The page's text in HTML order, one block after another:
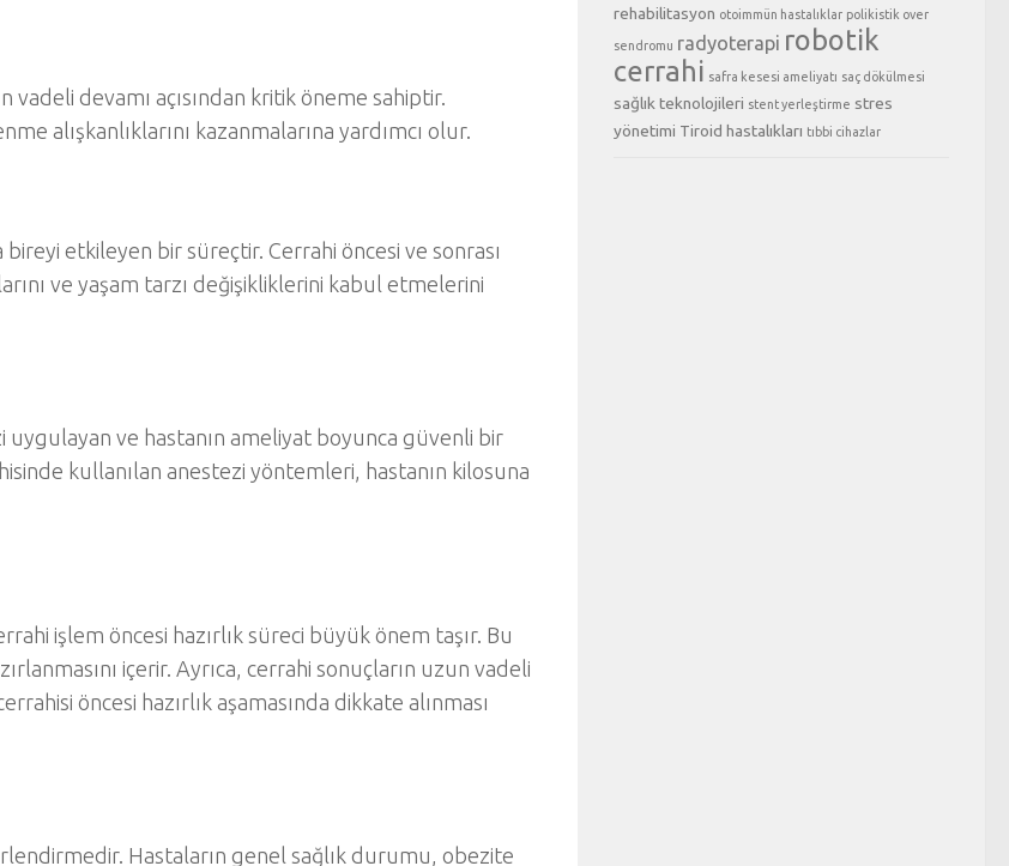
vadeli devamı açısından kritik öneme sahiptir.
alışkanlıklarını kazanmalarına yardımcı olur.
etkileyen bir süreçtir. Cerrahi öncesi ve sonrası
ve yaşam tarzı değişikliklerini kabul etmelerini
uygulayan ve hastanın ameliyat boyunca güvenli bir
kullanılan anestezi yöntemleri, hastanın kilosuna
işlem öncesi hazırlık süreci büyük önem taşır. Bu
içerir. Ayrıca, cerrahi sonuçların uzun vadeli
öncesi hazırlık aşamasında dikkate alınması
Hastaların genel sağlık durumu, obezite
rehabilitasyon otoimmün hastalıklar polikistik over
sendromu radyoterapi robotik
cerrahi safra kesesi ameliyatı saç dökülmesi
sağlık teknolojileri stent yerleştirme stres
yönetimi Tiroid hastalıkları tıbbi cihazlar